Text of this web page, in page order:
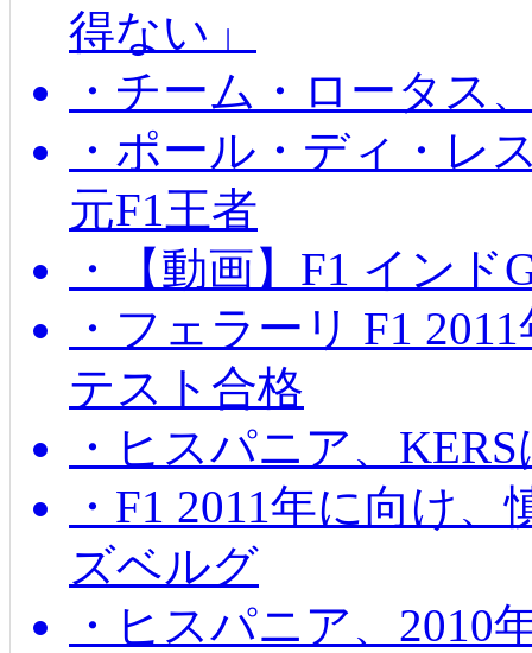
得ない」
・チーム・ロータス
・ポール・ディ・レ
元F1王者
・【動画】F1 イン
・フェラーリ F1
テスト合格
・ヒスパニア、
・F1 2011年に向け
ズベルグ
・ヒスパニア、2010